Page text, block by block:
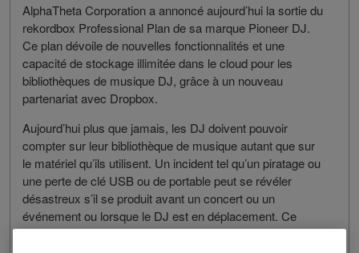
AlphaTheta Corporation a annoncé aujourd’hui la sortie du
rekordbox Professional Plan de sa marque Pioneer DJ.
Ce plan dévoile de nouvelles fonctionnalités et une
capacité de stockage illimitée dans le cloud pour les
bibliothèques de musique DJ, grâce à un nouveau
partenariat avec Dropbox.
Aujourd’hui plus que jamais, les DJ doivent pouvoir
compter sur leur bibliothèque de musique autant que sur
le matériel qu’ils utilisent. Un incident tel qu’un piratage ou
une perte de clé USB ou de portable peut se révéler
désastreux s’il se produit avant un concert ou un
événement ou lorsque le DJ est en déplacement. Ce
dernier se trouve alors sans musique à jouer.